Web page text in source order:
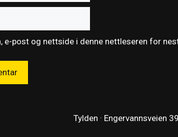
e-post og nettside i denne nettleseren for
Tylden · Engervannsveien